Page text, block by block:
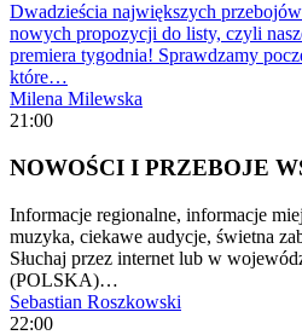
Dwadzieścia największych
nowych propozycji do listy, czyli
premiera tygodnia! Sprawdzamy
które…
Milena Milewska
21:00
NOWOŚCI I PRZEBOJE
Informacje regionalne, informacje
muzyka, ciekawe audycje, świetna
Słuchaj przez internet lub w
(POLSKA)…
Sebastian Roszkowski
22:00